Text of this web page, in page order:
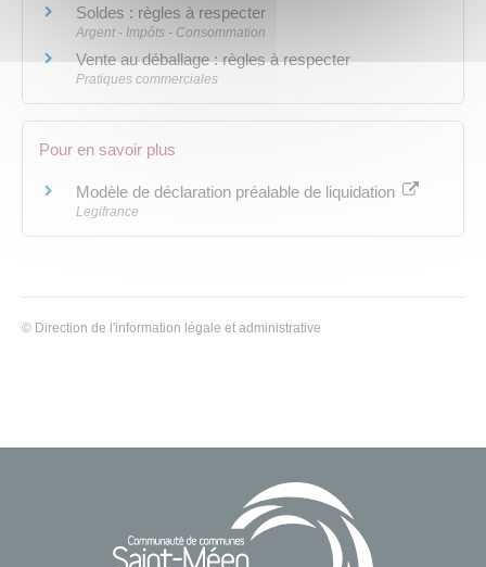
Soldes : règles à respecter
Argent - Impôts - Consommation
Vente au déballage : règles à respecter
Pratiques commerciales
Pour en savoir plus
Modèle de déclaration préalable de liquidation
Legifrance
© Direction de l'information légale et administrative